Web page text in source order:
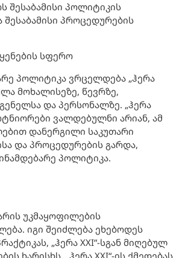
შესაბამისი პოლიტიკის
შესაბამისი პროცედურების
სფერო
პოლიტიკა ვრცელდება „ჰერა
მოხალისეზე, წევრზე,
და პერსონალზე. „ჰერა
ვალდებულნი არიან, ამ
დანერგილი საკუთარი
და პროცედურების გარდა,
პოლიტიკა.
უკმაყოფილების
იგი შეიძლება ეხებოდეს
„ჰერა XXI“-სგან მიღებულ
ხარისხს, „ჰერა XXI“-ის ქმედებას